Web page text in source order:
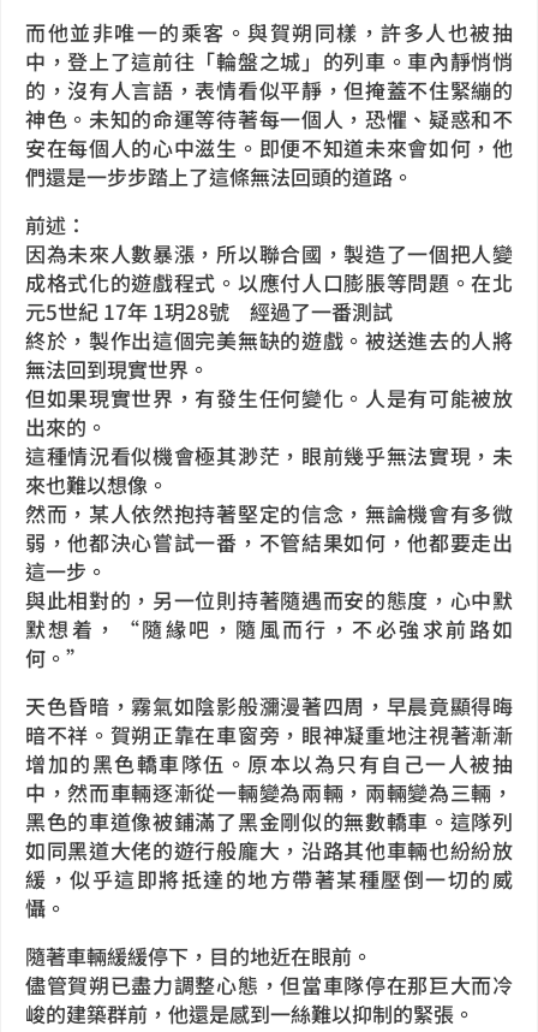
而他並非唯一的乘客。與賀朔同樣，許多人也被抽
中，登上了這前往「輪盤之城」的列車。車內靜悄悄
的，沒有人言語，表情看似平靜，但掩蓋不住緊繃的
神色。未知的命運等待著每一個人，恐懼、疑惑和不
安在每個人的心中滋生。即便不知道未來會如何，他
們還是一步步踏上了這條無法回頭的道路。
前述：
因為未來人數暴漲，所以聯合國，製造了一個把人變
成格式化的遊戲程式。 以應付人口膨脹等問題。在北
元5世紀 17年 1玥28號 經過了一番測試
終於，製作出這個完美無缺的遊戲。被送進去的人將
無法回到現實世界。
但如果現實世界，有發生任何變化。人是有可能被放
出來的。
這種情況看似機會極其渺茫，眼前幾乎無法實現，未
來也難以想像。
然而，某人依然抱持著堅定的信念，無論機會有多微
弱，他都決心嘗試一番，不管結果如何，他都要走出
這一步。
與此相對的，另一位則持著隨遇而安的態度，心中默
默想着，“隨緣吧，隨風而行，不必強求前路如
何。”
天色昏暗，霧氣如陰影般瀰漫著四周，早晨竟顯得晦
暗不祥。賀朔正靠在車窗旁，眼神凝重地注視著漸漸
增加的黑色轎車隊伍。原本以為只有自己一人被抽
中，然而車輛逐漸從一輛變為兩輛，兩輛變為三輛，
黑色的車道像被鋪滿了黑金剛似的無數轎車。這隊列
如同黑道大佬的遊行般龐大，沿路其他車輛也紛紛放
緩，似乎這即將抵達的地方帶著某種壓倒一切的威
懾。
隨著車輛緩緩停下，目的地近在眼前。
儘管賀朔已盡力調整心態，但當車隊停在那巨大而冷
峻的建築群前，他還是感到一絲難以抑制的緊張。